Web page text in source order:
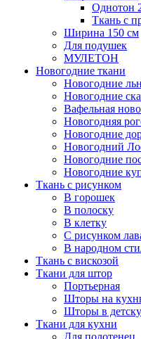
Однотон
Ткань с
Ширина 150 см
Для подушек
МУЛЕТОН
Новогодние ткани
Новогодние
Новогодние
Вафельная
Новогодняя
Новогодние
Новогодний
Новогодние
Новогодние
Ткань с рисунком
В горошек
В полоску
В клетку
С рисунком
В народном
Ткань с вискозой
Ткани для штор
Портьерная
Шторы на
Шторы в
Ткани для кухни
Для полотенец